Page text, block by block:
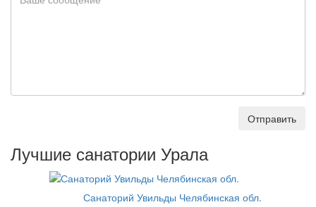
Отправить
Лучшие санатории Урала
Санаторий Увильды Челябинская обл.